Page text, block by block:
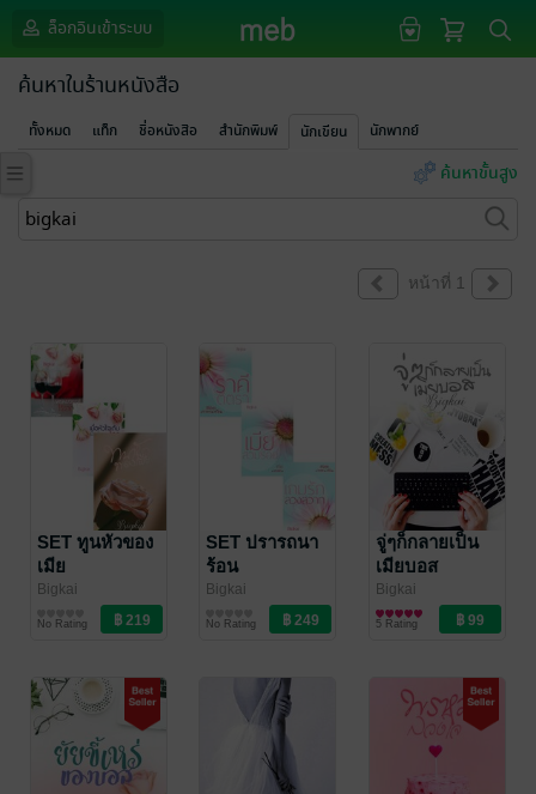
ล็อกอินเข้าระบบ
ค้นหาในร้านหนังสือ
ทั้งหมด แท็ก ชื่อหนังสือ สำนักพิมพ์ นักเขียน นักพากย์
ค้นหาขั้นสูง
หน้าที่ 1
SET ทูนหัวของ
เมีย
Bigkai
นิยายโรมานซ์
No Rating
SET ปรารถนา
ร้อน
Bigkai
นิยายโรมานซ์
No Rating
จู่ๆก็กลายเป็น
เมียบอส
Bigkai
นิยายโรมานซ์
5 Rating